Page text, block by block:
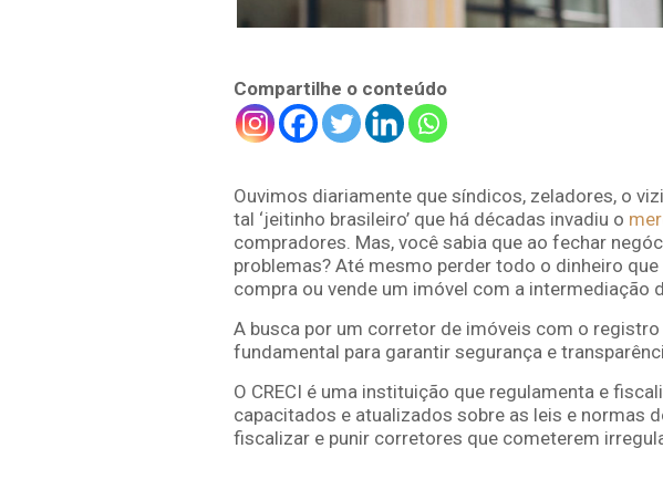
Compartilhe o conteúdo
Ouvimos diariamente que síndicos, zeladores, o
tal ‘jeitinho brasileiro’ que há décadas invadiu o
compradores. Mas, você sabia que ao fechar
problemas? Até mesmo perder todo o dinheiro
compra ou vende um imóvel com a intermediação
A busca por um corretor de imóveis com o
fundamental para garantir segurança e
O CRECI é uma instituição que regulamenta e
capacitados e atualizados sobre as leis e normas
fiscalizar e punir corretores que cometerem